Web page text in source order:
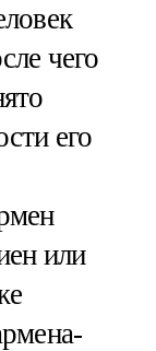
чего
его
или